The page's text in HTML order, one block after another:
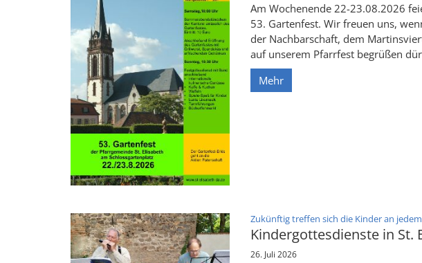
Am Wochenende 22-23.08.2026
53. Gartenfest. Wir freuen uns,
der Nachbarschaft, dem
auf unserem Pfarrfest begrüßen
Mehr
Zukünftig treffen sich die Kinder an
Kindergottesdienste in St.
26. Juli 2026